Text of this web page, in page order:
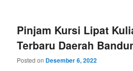
Pinjam Kursi Lipat
Terbaru Daerah
Posted on Desember 6, 2022